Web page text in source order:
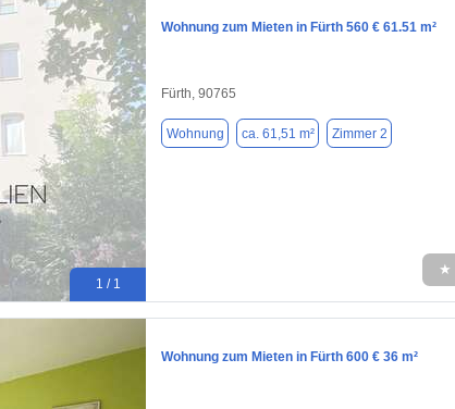
1 / 1
Wohnung zum Mieten in Fürth 560 € 61.51 m²
Fürth, 90765
Wohnung ca. 61,51 m² Zimmer 2
★
Wohnung zum Mieten in Fürth 600 € 36 m²